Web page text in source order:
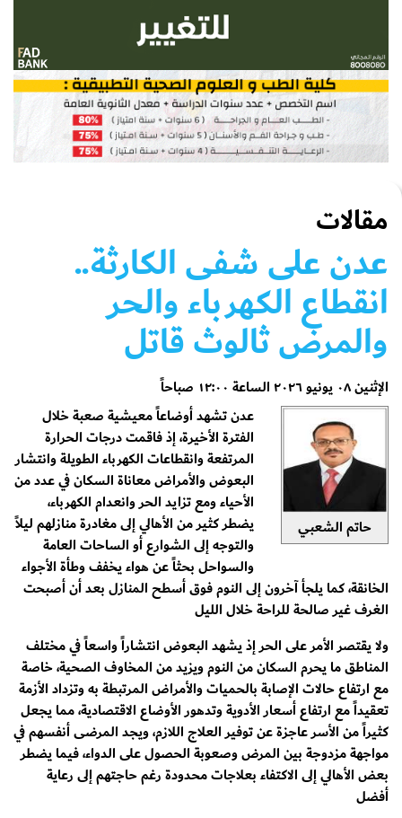
مقالات
عدن على شفى الكارثة..
انقطاع الكهرباء والحر
والمرض ثالوث قاتل
الإثنين ٠٨ يونيو ٢٠٢٦ الساعة ١٢:٠٠ صباحاً
حاتم الشعبي
عدن تشهد أوضاعاً معيشية صعبة خلال
الفترة الأخيرة، إذ فاقمت درجات الحرارة
المرتفعة وانقطاعات الكهرباء الطويلة وانتشار
البعوض والأمراض معاناة السكان في عدد من
الأحياء ومع تزايد الحر وانعدام الكهرباء،
يضطر كثير من الأهالي إلى مغادرة منازلهم ليلاً
والتوجه إلى الشوارع أو الساحات العامة
والسواحل بحثاً عن هواء يخفف وطأة الأجواء
الخانقة، كما يلجأ آخرون إلى النوم فوق أسطح المنازل بعد أن أصبحت
الغرف غير صالحة للراحة خلال الليل
ولا يقتصر الأمر على الحر إذ يشهد البعوض انتشاراً واسعاً في مختلف
المناطق ما يحرم السكان من النوم ويزيد من المخاوف الصحية، خاصة
مع ارتفاع حالات الإصابة بالحميات والأمراض المرتبطة به وتزداد الأزمة
تعقيداً مع ارتفاع أسعار الأدوية وتدهور الأوضاع الاقتصادية، مما يجعل
كثيراً من الأسر عاجزة عن توفير العلاج اللازم، ويجد المرضى أنفسهم في
مواجهة مزدوجة بين المرض وصعوبة الحصول على الدواء، فيما يضطر
بعض الأهالي إلى الاكتفاء بعلاجات محدودة رغم حاجتهم إلى رعاية
أفضل